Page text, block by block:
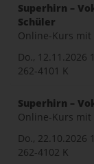
Superhirn –
Schüler
Online-Kurs
Do., 12.11.2026
262-4101 K
Superhirn –
Online-Kurs
Do., 22.10.2026
262-4102 K